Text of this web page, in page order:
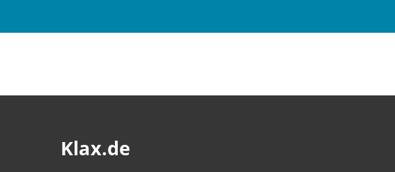
Klax.de